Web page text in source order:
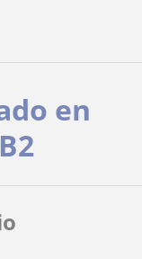
en